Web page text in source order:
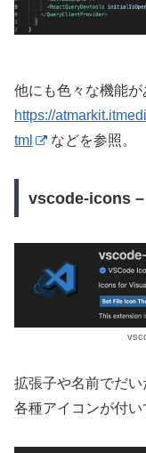
他にも色々な機能
https://
tml
などを参照。
vscode-icons –
拡張子や名前でだ
各種アイコンが付い